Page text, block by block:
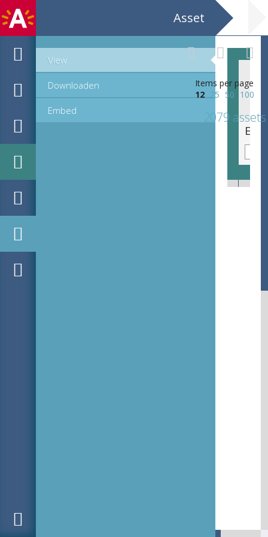
Asset
View
Downloaden
Embed
Items per page
12
25 50 100
2079 assets